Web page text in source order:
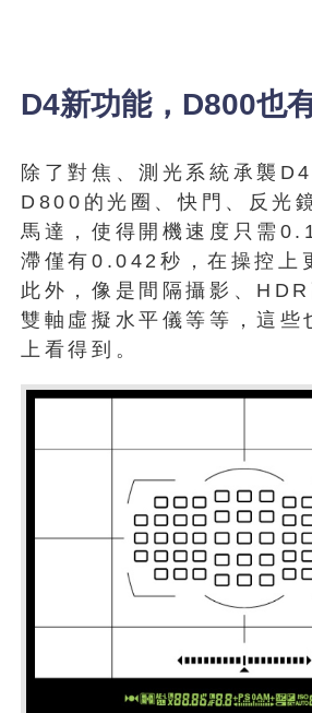
D4新功能，D800也
除了對焦、測光系統承襲D4
D800的光圈、快門、反光
馬達，使得開機速度只需
滯僅有0.042秒，在操控上
此外，像是間隔攝影、HDR
雙軸虛擬水平儀等等，這些
上看得到。